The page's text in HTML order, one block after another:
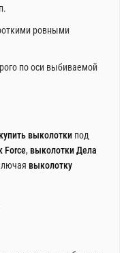
ровными
по оси выбиваемой
купить выколоткипод
Force, выколотки Дела
выколотку